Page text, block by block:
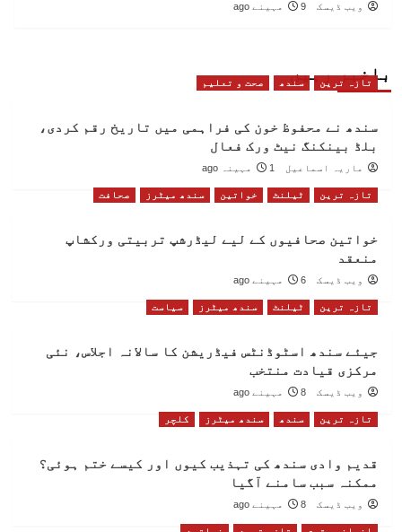
ویب ڈیسک 9 مہینے ago
باخبر رہیں
تازہ ترین سندھ صحت و تعلیم
سندھ نے محفوظ خون کی فراہمی میں تاریخ رقم کردی،
بلڈ بینکنگ نیٹ ورک فعال
ماریہ اسماعیل 1 مہینہ ago
تازہ ترین ٹیلنٹ خواتین سندھ میٹرز صحافت
خواتین صحافیوں کے لیے لیڈرشپ تربیتی ورکشاپ
منعقد
ویب ڈیسک 6 مہینے ago
تازہ ترین ٹیلنٹ سندھ میٹرز سیاست
جیئے سندھ اسٹوڈنٹس فیڈریشن کا سالانہ اجلاس، نئی
مرکزی قیادت منتخب
ویب ڈیسک 8 مہینے ago
تازہ ترین سندھ سندھ میٹرز کلچر
قدیم وادی سندھ کی تہذیب کیوں اور کیسے ختم ہوئی؟
ممکنہ سبب سامنے آگیا
ویب ڈیسک 8 مہینے ago